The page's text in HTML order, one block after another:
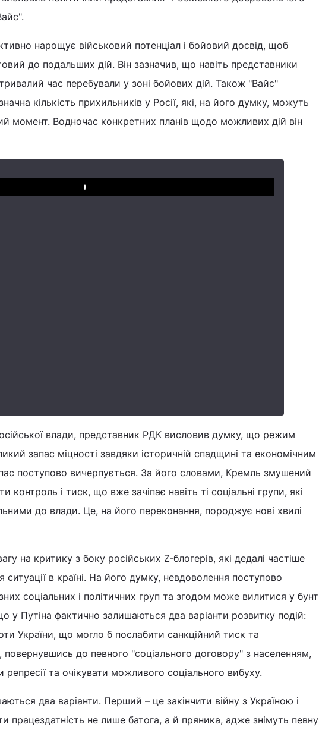
нарощує військовий потенціал і бойовий досвід, щоб
до подальших дій. Він зазначив, що навіть представники
час перебували у зоні бойових дій. Також "Вайс"
кількість прихильників у Росії, які, на його думку, можуть
момент. Водночас конкретних планів щодо можливих дій він
Play
влади, представник РДК висловив думку, що режим
запас міцності завдяки історичній спадщині та економічним
поступово вичерпується. За його словами, Кремль змушений
контроль і тиск, що вже зачіпає навіть ті соціальні групи, які
до влади. Це, на його переконання, породжує нові хвилі
на критику з боку російських Z-блогерів, які дедалі частіше
ситуації в країні. На його думку, невдоволення поступово
соціальних і політичних груп та згодом може вилитися у бунт
у Путіна фактично залишаються два варіанти розвитку подій:
України, що могло б послабити санкційний тиск та
повернувшись до певного "соціального договору" з населенням,
та очікувати можливого соціального вибуху.
два варіанти. Перший – це закінчити війну з Україною і
працездатність не лише батога, а й пряника, адже знімуть певну